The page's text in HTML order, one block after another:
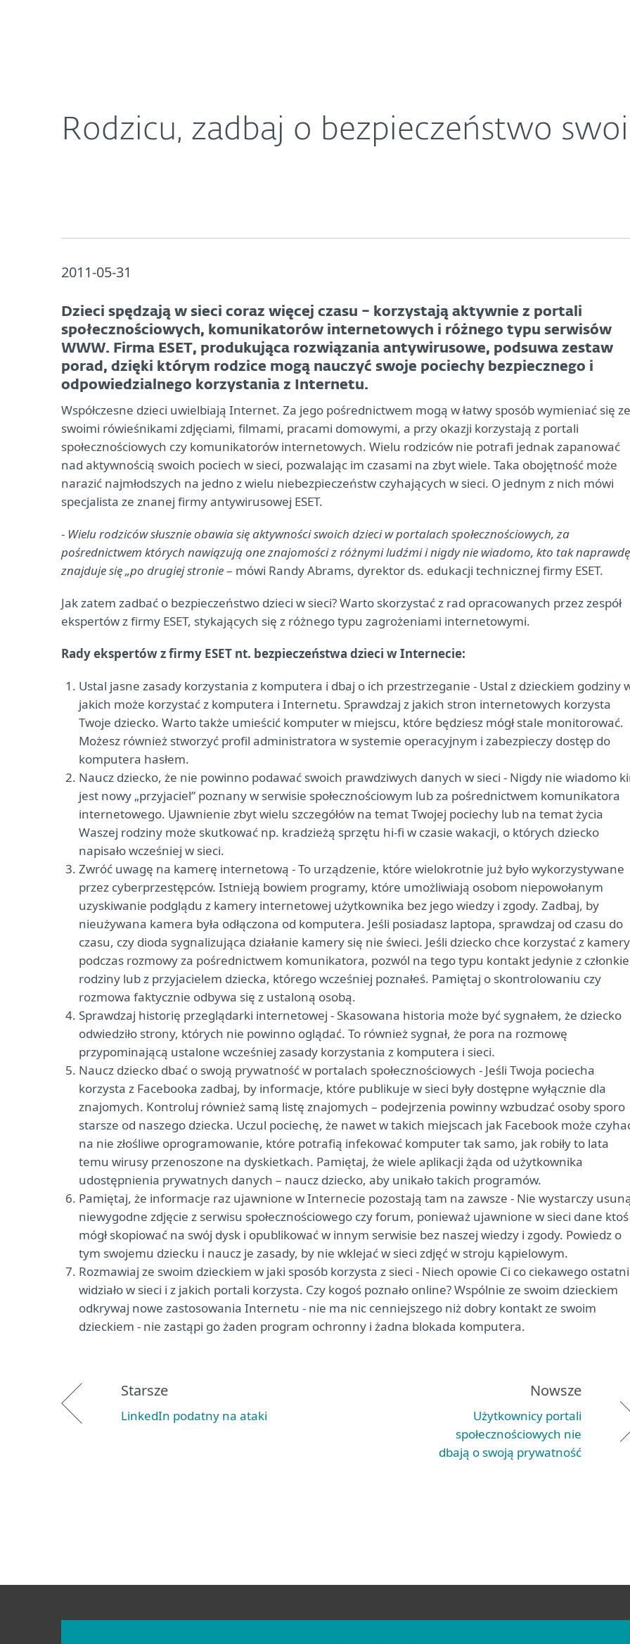
Rodzicu, zadbaj o bezpieczeństwo
2011-05-31
Dzieci spędzają w sieci coraz więcej czasu – korzystają aktywnie z portali
społecznościowych, komunikatorów internetowych i różnego typu serwisów
WWW. Firma ESET, produkująca rozwiązania antywirusowe, podsuwa zestaw
porad, dzięki którym rodzice mogą nauczyć swoje pociechy bezpiecznego i
odpowiedzialnego korzystania z Internetu.
Współczesne dzieci uwielbiają Internet. Za jego pośrednictwem mogą w łatwy sposób wymieniać się ze
swoimi rówieśnikami zdjęciami, filmami, pracami domowymi, a przy okazji korzystają z portali
społecznościowych czy komunikatorów internetowych. Wielu rodziców nie potrafi jednak zapanować
nad aktywnością swoich pociech w sieci, pozwalając im czasami na zbyt wiele. Taka obojętność może
narazić najmłodszych na jedno z wielu niebezpieczeństw czyhających w sieci. O jednym z nich mówi
specjalista ze znanej firmy antywirusowej ESET.
- Wielu rodziców słusznie obawia się aktywności swoich dzieci w portalach społecznościowych, za
pośrednictwem których nawiązują one znajomości z różnymi ludźmi i nigdy nie wiadomo, kto tak naprawdę
znajduje się „po drugiej stronie– mówi Randy Abrams, dyrektor ds. edukacji technicznej firmy ESET.
Jak zatem zadbać o bezpieczeństwo dzieci w sieci? Warto skorzystać z rad opracowanych przez zespół
ekspertów z firmy ESET, stykających się z różnego typu zagrożeniami internetowymi.
Rady ekspertów z firmy ESET nt. bezpieczeństwa dzieci w Internecie:
Ustal jasne zasady korzystania z komputera i dbaj o ich przestrzeganie - Ustal z dzieckiem godziny
jakich może korzystać z komputera i Internetu. Sprawdzaj z jakich stron internetowych korzysta
Twoje dziecko. Warto także umieścić komputer w miejscu, które będziesz mógł stale monitorować.
Możesz również stworzyć profil administratora w systemie operacyjnym i zabezpieczy dostęp do
komputera hasłem.
Naucz dziecko, że nie powinno podawać swoich prawdziwych danych w sieci - Nigdy nie wiadomo
jest nowy „przyjaciel” poznany w serwisie społecznościowym lub za pośrednictwem komunikatora
internetowego. Ujawnienie zbyt wielu szczegółów na temat Twojej pociechy lub na temat życia
Waszej rodziny może skutkować np. kradzieżą sprzętu hi-fi w czasie wakacji, o których dziecko
napisało wcześniej w sieci.
Zwróć uwagę na kamerę internetową - To urządzenie, które wielokrotnie już było wykorzystywane
przez cyberprzestępców. Istnieją bowiem programy, które umożliwiają osobom niepowołanym
uzyskiwanie podglądu z kamery internetowej użytkownika bez jego wiedzy i zgody. Zadbaj, by
nieużywana kamera była odłączona od komputera. Jeśli posiadasz laptopa, sprawdzaj od czasu do
czasu, czy dioda sygnalizująca działanie kamery się nie świeci. Jeśli dziecko chce korzystać z kamery
podczas rozmowy za pośrednictwem komunikatora, pozwól na tego typu kontakt jedynie z
rodziny lub z przyjacielem dziecka, którego wcześniej poznałeś. Pamiętaj o skontrolowaniu czy
rozmowa faktycznie odbywa się z ustaloną osobą.
Sprawdzaj historię przeglądarki internetowej - Skasowana historia może być sygnałem, że dziecko
odwiedziło strony, których nie powinno oglądać. To również sygnał, że pora na rozmowę
przypominającą ustalone wcześniej zasady korzystania z komputera i sieci.
Naucz dziecko dbać o swoją prywatność w portalach społecznościowych - Jeśli Twoja pociecha
korzysta z Facebooka zadbaj, by informacje, które publikuje w sieci były dostępne wyłącznie dla
znajomych. Kontroluj również samą listę znajomych – podejrzenia powinny wzbudzać osoby sporo
starsze od naszego dziecka. Uczul pociechę, że nawet w takich miejscach jak Facebook może
na nie złośliwe oprogramowanie, które potrafią infekować komputer tak samo, jak robiły to lata
temu wirusy przenoszone na dyskietkach. Pamiętaj, że wiele aplikacji żąda od użytkownika
udostępnienia prywatnych danych – naucz dziecko, aby unikało takich programów.
Pamiętaj, że informacje raz ujawnione w Internecie pozostają tam na zawsze - Nie wystarczy
niewygodne zdjęcie z serwisu społecznościowego czy forum, ponieważ ujawnione w sieci dane ktoś
mógł skopiować na swój dysk i opublikować w innym serwisie bez naszej wiedzy i zgody. Powiedz o
tym swojemu dziecku i naucz je zasady, by nie wklejać w sieci zdjęć w stroju kąpielowym.
Rozmawiaj ze swoim dzieckiem w jaki sposób korzysta z sieci - Niech opowie Ci co ciekawego
widziało w sieci i z jakich portali korzysta. Czy kogoś poznało online? Wspólnie ze swoim dzieckiem
odkrywaj nowe zastosowania Internetu - nie ma nic cenniejszego niż dobry kontakt ze swoim
dzieckiem - nie zastąpi go żaden program ochronny i żadna blokada komputera.
Starsze
LinkedIn podatny na ataki
Nowsze
Użytkownicy portali
społecznościowych nie
dbają o swoją prywatność